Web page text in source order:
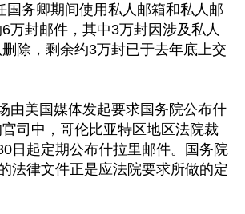
国务卿期间使用私人邮箱和私人邮
万封邮件，其中3万封因涉及私人
除，剩余约3万封已于去年底上交
由美国媒体发起要求国务院公布什
司中，哥伦比亚特区地区法院裁
日起定期公布什拉里邮件。国务院
法律文件正是应法院要求所做的定